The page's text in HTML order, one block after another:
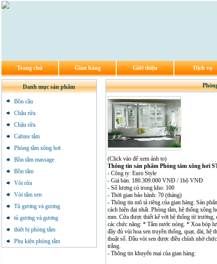
Trang chủ Gian hàng Giới thiệu Dịch vụ
Danh mục sản phẩm
Bồn cầu
Chậu rửa
Chậu rửa
Cabins tắm
Phòng tắm xông hơi
Bồn tắm massage
Bồn tắm
Vòi rửa
Vòi tắm sen
Tủ gương và gương
tủ gương và gương
thiêt bị phòng tắm
Phụ kiện phòng tắm
(Click vào để xem ảnh to)
Thông tin sản phẩm Phòng tắm xông hơi
- Công ty: Euro Style
- Giá bán: 180.309.000 VNĐ / 1bộ VNĐ
- Số lượng có trong kho: 100
- Thời gian bảo hành: 70 (tháng)
- Thông tin mô tả riêng của gian hàng: Sản
cách hiện đại nhất. Phòng tắm, hệ thống xông
mm. Cửa được thiết kế với hệ thống từ
các chức năng: * Tắm nước nóng. * Xoa bóp
đầy đủ vùi hoa sen truyền thống, quạt, đài,
thuật số. Đầu vòi sen được điều chỉnh nhờ
trắng.
- Thông tin khuyến mại của gian hàng: